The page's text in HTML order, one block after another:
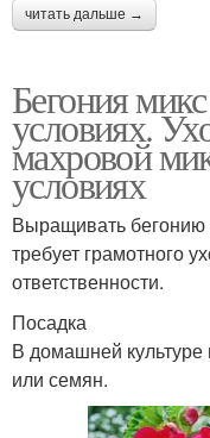
читать дальше →
Бегония
условиях.
махровой
условиях
Выращивать бегонию
требует грамотного
ответственности.
Посадка
В домашней
или семян.